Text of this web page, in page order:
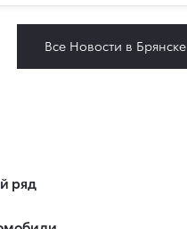
Все Новости в Брянске
ряд